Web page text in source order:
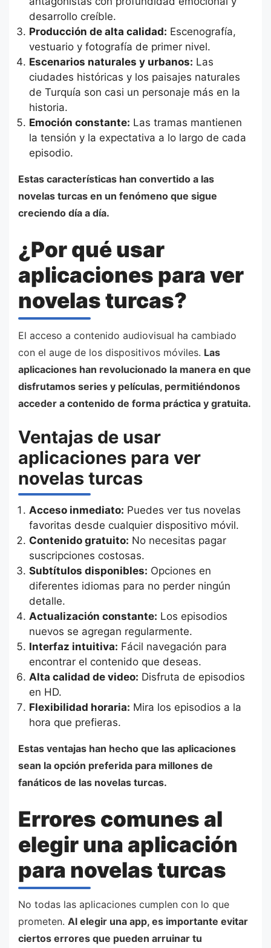
desarrollo creíble.
Producción de alta calidad: Escenografía,
vestuario y fotografía de primer nivel.
Escenarios naturales y urbanos: Las
ciudades históricas y los paisajes naturales
de Turquía son casi un personaje más en la
historia.
Emoción constante: Las tramas mantienen
la tensión y la expectativa a lo largo de cada
episodio.
Estas características han convertido a las
novelas turcas en un fenómeno que sigue
creciendo día a día.
¿Por qué usar
aplicaciones para ver
novelas turcas?
El acceso a contenido audiovisual ha cambiado
con el auge de los dispositivos móviles. Las
aplicaciones han revolucionado la manera en que
disfrutamos series y películas, permitiéndonos
acceder a contenido de forma práctica y gratuita.
Ventajas de usar
aplicaciones para ver
novelas turcas
Acceso inmediato: Puedes ver tus novelas
favoritas desde cualquier dispositivo móvil.
Contenido gratuito: No necesitas pagar
suscripciones costosas.
Subtítulos disponibles: Opciones en
diferentes idiomas para no perder ningún
detalle.
Actualización constante: Los episodios
nuevos se agregan regularmente.
Interfaz intuitiva: Fácil navegación para
encontrar el contenido que deseas.
Alta calidad de video: Disfruta de episodios
en HD.
Flexibilidad horaria: Mira los episodios a la
hora que prefieras.
Estas ventajas han hecho que las aplicaciones
sean la opción preferida para millones de
fanáticos de las novelas turcas.
Errores comunes al
elegir una aplicación
para novelas turcas
No todas las aplicaciones cumplen con lo que
prometen. Al elegir una app, es importante evitar
ciertos errores que pueden arruinar tu